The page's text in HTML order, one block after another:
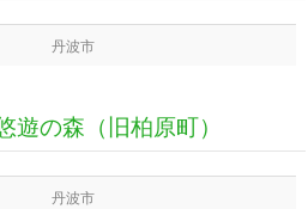
丹波市
遊の森（旧柏原町）
丹波市